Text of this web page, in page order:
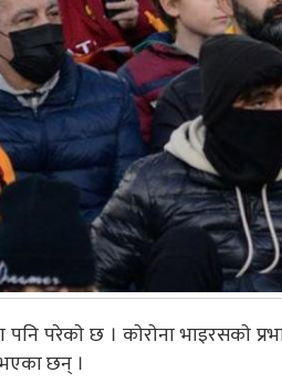
पनि परेकाे छ । काेराेना भाइरसकाे
छन् ।